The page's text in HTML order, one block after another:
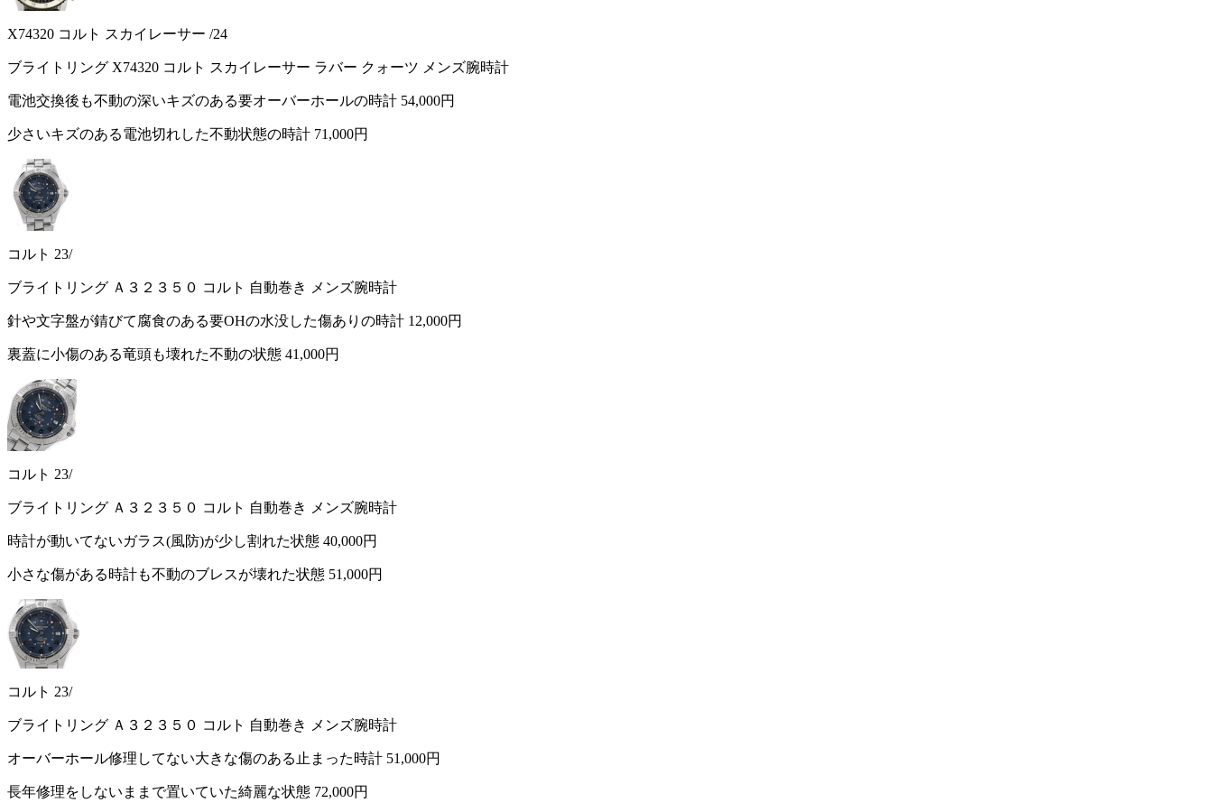
X74320 コルト スカイレーサー /24
ブライトリング X74320 コルト スカイレーサー ラバー クォーツ メンズ腕時計
電池交換後も不動の深いキズのある要オーバーホールの時計 54,000円
少さいキズのある電池切れした不動状態の時計 71,000円
コルト 23/
ブライトリング Ａ３２３５０ コルト 自動巻き メンズ腕時計
針や文字盤が錆びて腐食のある要OHの水没した傷ありの時計 12,000円
裏蓋に小傷のある竜頭も壊れた不動の状態 41,000円
コルト 23/
ブライトリング Ａ３２３５０ コルト 自動巻き メンズ腕時計
時計が動いてないガラス(風防)が少し割れた状態 40,000円
小さな傷がある時計も不動のブレスが壊れた状態 51,000円
コルト 23/
ブライトリング Ａ３２３５０ コルト 自動巻き メンズ腕時計
オーバーホール修理してない大きな傷のある止まった時計 51,000円
長年修理をしないままで置いていた綺麗な状態 72,000円